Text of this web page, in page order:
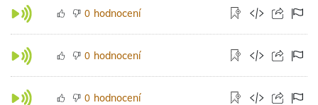
0 hodnocení
0 hodnocení
0 hodnocení